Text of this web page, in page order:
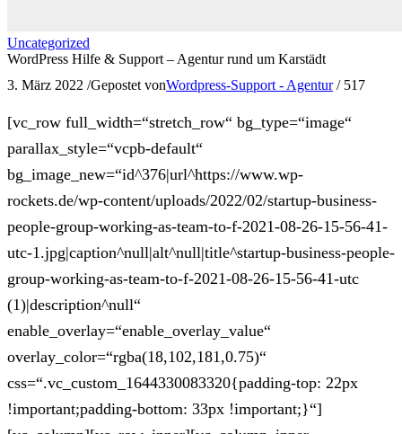
Uncategorized
WordPress Hilfe & Support – Agentur rund um Karstädt
3. März 2022 /Gepostet vonWordpress-Support - Agentur / 517
[vc_row full_width=“stretch_row“ bg_type=“image“
parallax_style=“vcpb-default“
bg_image_new=“id^376|url^https://www.wp-
rockets.de/wp-content/uploads/2022/02/startup-business-
people-group-working-as-team-to-f-2021-08-26-15-56-41-
utc-1.jpg|caption^null|alt^null|title^startup-business-people-
group-working-as-team-to-f-2021-08-26-15-56-41-utc
(1)|description^null“
enable_overlay=“enable_overlay_value“
overlay_color=“rgba(18,102,181,0.75)“
css=“.vc_custom_1644330083320{padding-top: 22px
!important;padding-bottom: 33px !important;}“]